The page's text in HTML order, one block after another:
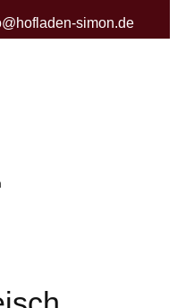
simon.de